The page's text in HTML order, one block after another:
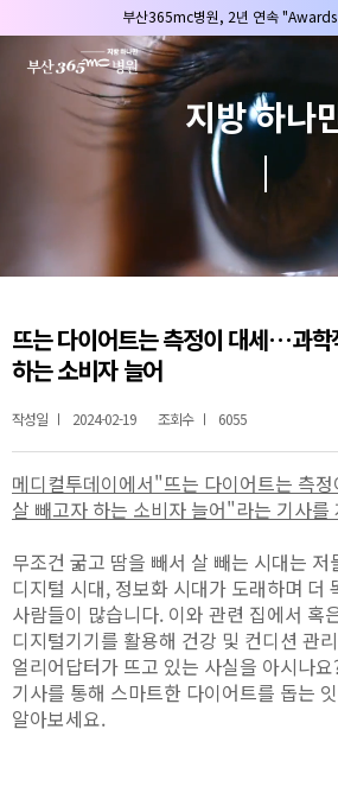
부산365mc병원, 2년 연속
2025 "부산365mc 보건복지부 장
부산365mc병원, 8/15(토) 광복절
부산365mc병원, 2년 연속 "Awards
2025 "부산365mc 보건복지부 장
지방 하나
뜨는 다이어트는 측정이 대세…과학
하는 소비자 늘어
작성일 2024-02-19 조회수 6055
메디컬투데이에서"뜨는 다이어트는 측
살 빼고자 하는 소비자 늘어"라는 기사를
무조건 굶고 땀을 빼서 살 빼는 시대는 저
디지털 시대, 정보화 시대가 도래하며 더
사람들이 많습니다. 이와 관련 집에서 혹
디지털기기를 활용해 건강 및 컨디션 관
얼리어답터가 뜨고 있는 사실을 아시나요
기사를 통해 스마트한 다이어트를 돕는
알아보세요.